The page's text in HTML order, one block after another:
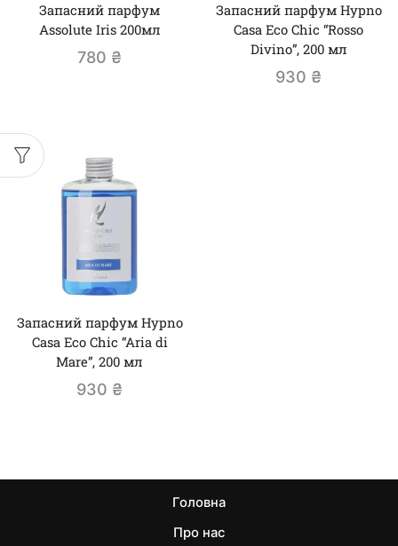
Запасний парфум
Assolute Iris 200мл
780 ₴
Запасний парфум Hypno
Casa Eco Chic “Rosso
Divino”, 200 мл
930 ₴
Запасний парфум Hypno
Casa Eco Chic “Aria di
Mare”, 200 мл
930 ₴
Головна
Про нас